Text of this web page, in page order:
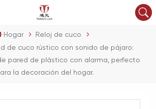
Hogar
Reloj de cuco
de cuco rústico con sonido de pájaro:
pared de plástico con alarma, perfecto
la decoración del hogar.